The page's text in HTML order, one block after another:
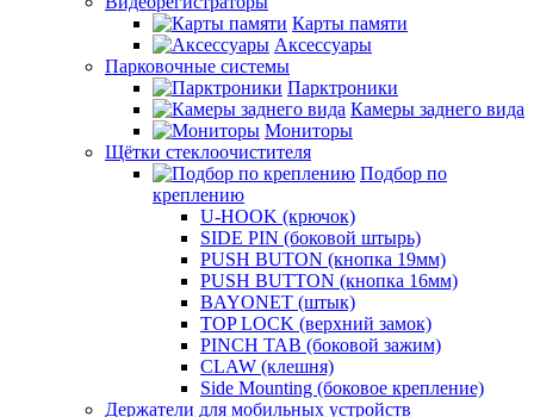
Карты памяти
Аксессуары
Парковочные системы
Парктроники
Камеры заднего вида
Мониторы
Щётки стеклоочистителя
Подбор по
креплению
U-HOOK (крючок)
SIDE PIN (боковой штырь)
PUSH BUTON (кнопка 19мм)
PUSH BUTTON (кнопка 16мм)
BAYONET (штык)
TOP LOCK (верхний замок)
PINCH TAB (боковой зажим)
CLAW (клешня)
Side Mounting (боковое крепление)
Держатели для мобильных устройств